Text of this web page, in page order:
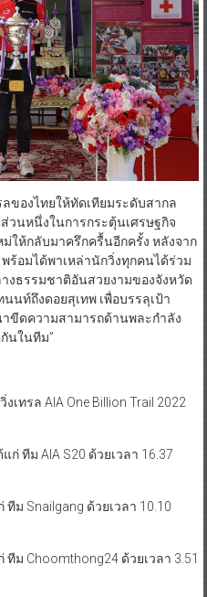
ของไทยให้ทัดเทียมระดับสากล
วนหนึ่งในการกระตุ้นเศรษฐกิจ
ม่ให้กลับมาครึกครื้นอีกครั้ง หลังจาก
ร้อมได้พาเหล่านักวิ่งทุกคนได้ร่วม
งธรรมชาติอันสวยงามของจังหวัด
นท์ถึงดอยสุเทพ เพื่อบรรลุเป้า
ขีดความสามารถด้านพละกำลัง
นในทีม”
รล AIA One Billion Trail 2022
ก่ ทีม AIA S20 ด้วยเวลา 16.37
ทีม Snailgang ด้วยเวลา 10.10
ทีม Choomthong24 ด้วยเวลา 3.51